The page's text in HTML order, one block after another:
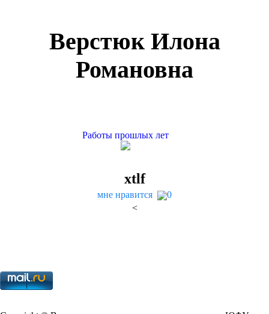
Верстюк Илона
Романовна
Работы прошлых лет
xtlf
мне нравится
0
<